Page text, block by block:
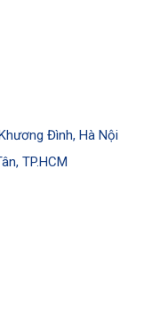
Đình, Hà Nội
TP.HCM